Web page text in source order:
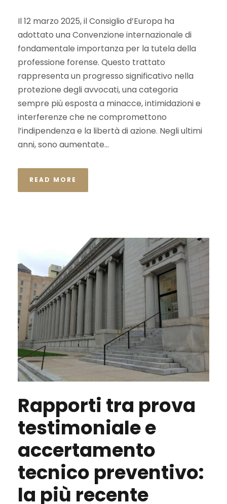
Il 12 marzo 2025, il Consiglio d’Europa ha
adottato una Convenzione internazionale di
fondamentale importanza per la tutela della
professione forense. Questo trattato
rappresenta un progresso significativo nella
protezione degli avvocati, una categoria
sempre più esposta a minacce, intimidazioni e
interferenze che ne compromettono
l’indipendenza e la libertà di azione. Negli ultimi
anni, sono aumentate...
READ MORE
Rapporti tra prova
testimoniale e
accertamento
tecnico preventivo:
la più recente